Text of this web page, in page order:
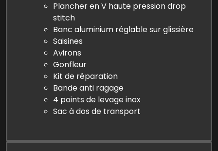
Plancher en V haute pression drop
stitch
Banc aluminium réglable sur glissière
Saisines
Avirons
Gonfleur
Kit de réparation
Bande anti ragage
4 points de levage inox
Sac à dos de transport